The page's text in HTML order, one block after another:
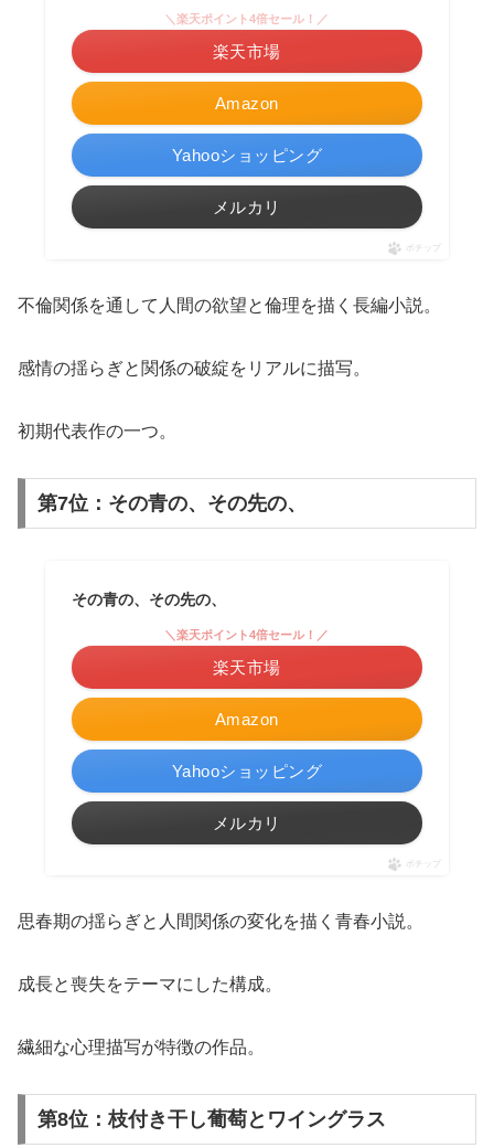
Amazon
＼楽天ポイント4倍セール！／
楽天市場
Yahooショッピング
メルカリ
ポチップ
不倫関係を通して人間の欲望と倫理を描く長編小説。
感情の揺らぎと関係の破綻をリアルに描写。
初期代表作の一つ。
第7位：その青の、その先の、
その青の、その先の、
Amazon
＼楽天ポイント4倍セール！／
楽天市場
Yahooショッピング
メルカリ
ポチップ
思春期の揺らぎと人間関係の変化を描く青春小説。
成長と喪失をテーマにした構成。
繊細な心理描写が特徴の作品。
第8位：枝付き干し葡萄とワイングラス